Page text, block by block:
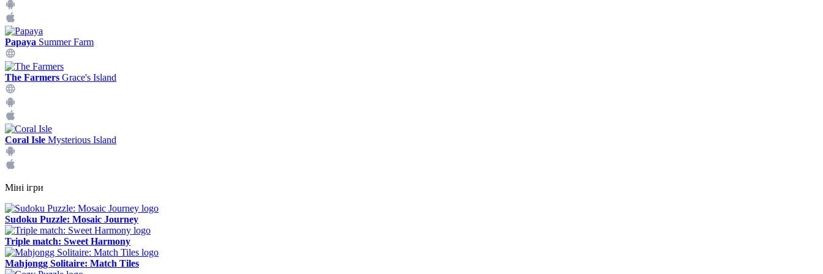
Papaya Summer Farm
The Farmers Grace's Island
Coral Isle Mysterious Island
Міні ігри
Sudoku Puzzle: Mosaic Journey
Triple match: Sweet Harmony
Mahjongg Solitaire: Match Tiles